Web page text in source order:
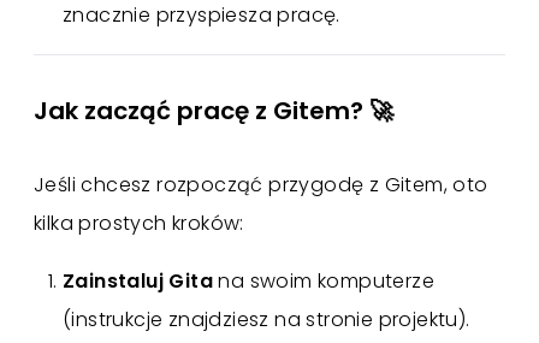
znacznie przyspiesza pracę.
Jak zacząć pracę z Gitem? 🚀
Jeśli chcesz rozpocząć przygodę z Gitem, oto
kilka prostych kroków:
Zainstaluj Gitana swoim komputerze
(instrukcje znajdziesz na stronie projektu).